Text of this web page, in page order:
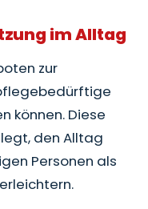
im Alltag
zur
können. Diese
den Alltag
Personen als